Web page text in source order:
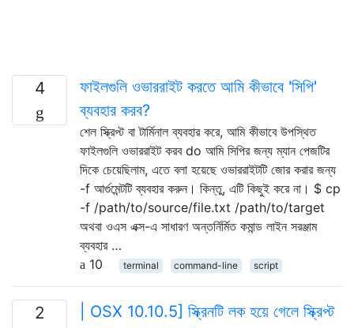
4
ফাইলগুলি ওভাররাইট করতে আমি কীভাবে 'সিপি'
ব্যবহার করব?
শেল স্ক্রিপ্ট বা টার্মিনাল ব্যবহার করে, আমি কীভাবে উপস্থিত
ফাইলগুলি ওভাররাইট করব do আমি সিপির জন্য ম্যান পেজটির
দিকে চেয়েছিলাম, এতে বলা হয়েছে ওভাররাইটটি জোর করার জন্য
-f আর্গুমেন্টটি ব্যবহার করুন। কিন্তু, এটি কিছুই করে না। $ cp
-f /path/to/source/file.txt /path/to/target
অথবা ওএস এক্স-এ সাধারণ অন্তর্নির্মিত কমান্ড লাইন সরঞ্জাম
ব্যবহার …
10
terminal command-line script
2
| OSX 10.10.5] স্ক্রিনটি লক হয়ে গেলে স্ক্রিপ্ট